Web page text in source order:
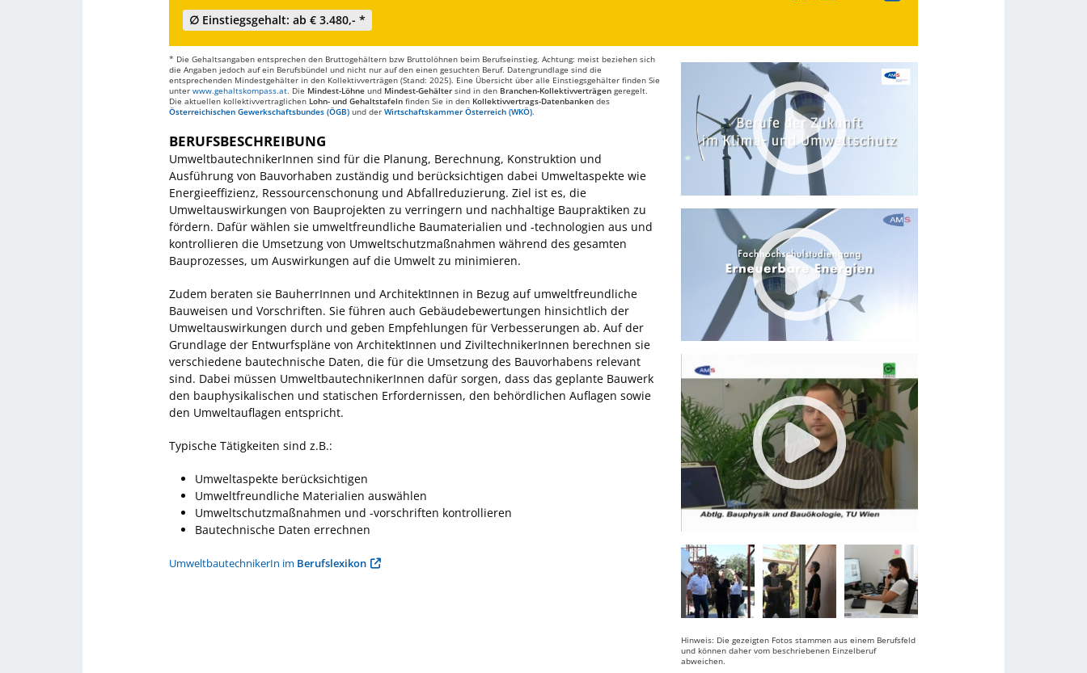
∅ Einstiegsgehalt: ab € 3.480,- *
* Die Gehaltsangaben entsprechen den Bruttogehältern bzw Bruttolöhnen beim Berufseinstieg. Achtung: meist beziehen sich
die Angaben jedoch auf ein Berufsbündel und nicht nur auf den einen gesuchten Beruf. Datengrundlage sind die
entsprechenden Mindestgehälter in den Kollektivverträgen (Stand: 2025). Eine Übersicht über alle Einstiegsgehälter finden Sie
unter www.gehaltskompass.at. Die Mindest-Löhne und Mindest-Gehälter sind in den Branchen-Kollektivverträgen geregelt.
Die aktuellen kollektivvertraglichen Lohn- und Gehaltstafeln finden Sie in den Kollektivvertrags-Datenbanken des
Österreichischen Gewerkschaftsbundes (ÖGB) und der Wirtschaftskammer Österreich (WKÖ).
BERUFSBESCHREIBUNG
UmweltbautechnikerInnen sind für die Planung, Berechnung, Konstruktion und
Ausführung von Bauvorhaben zuständig und berücksichtigen dabei Umweltaspekte wie
Energieeffizienz, Ressourcenschonung und Abfallreduzierung. Ziel ist es, die
Umweltauswirkungen von Bauprojekten zu verringern und nachhaltige Baupraktiken zu
fördern. Dafür wählen sie umweltfreundliche Baumaterialien und -technologien aus und
kontrollieren die Umsetzung von Umweltschutzmaßnahmen während des gesamten
Bauprozesses, um Auswirkungen auf die Umwelt zu minimieren.
Zudem beraten sie BauherrInnen und ArchitektInnen in Bezug auf umweltfreundliche
Bauweisen und Vorschriften. Sie führen auch Gebäudebewertungen hinsichtlich der
Umweltauswirkungen durch und geben Empfehlungen für Verbesserungen ab. Auf der
Grundlage der Entwurfspläne von ArchitektInnen und ZiviltechnikerInnen berechnen sie
verschiedene bautechnische Daten, die für die Umsetzung des Bauvorhabens relevant
sind. Dabei müssen UmweltbautechnikerInnen dafür sorgen, dass das geplante Bauwerk
den bauphysikalischen und statischen Erfordernissen, den behördlichen Auflagen sowie
den Umweltauflagen entspricht.
Typische Tätigkeiten sind z.B.:
Umweltaspekte berücksichtigen
Umweltfreundliche Materialien auswählen
Umweltschutzmaßnahmen und -vorschriften kontrollieren
Bautechnische Daten errechnen
UmweltbautechnikerIn im Berufslexikon
Hinweis: Die gezeigten Fotos stammen aus einem Berufsfeld
und können daher vom beschriebenen Einzelberuf
abweichen.